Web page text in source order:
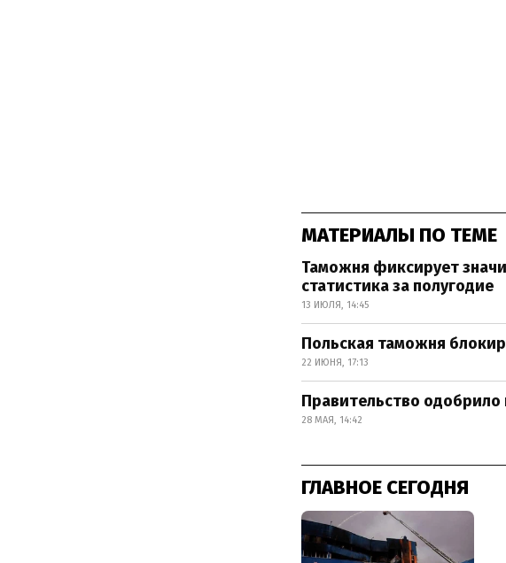
МАТЕРИАЛЫ ПО ТЕМЕ
Таможня фиксирует
статистика за полугодие
13 ИЮЛЯ, 14:45
Польская таможня
22 ИЮНЯ, 17:13
Правительство
28 МАЯ, 14:42
ГЛАВНОЕ СЕГОДНЯ